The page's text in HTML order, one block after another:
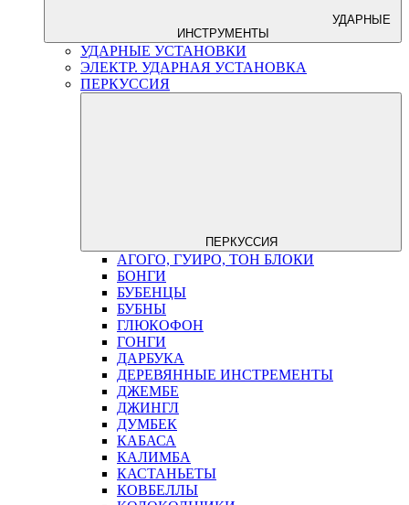
УДАРНЫЕ
ИНСТРУМЕНТЫ
УДАРНЫЕ УСТАНОВКИ
ЭЛЕКТР. УДАРНАЯ УСТАНОВКА
ПЕРКУССИЯ
ПЕРКУССИЯ
АГОГО, ГУИРО, ТОН БЛОКИ
БОНГИ
БУБЕНЦЫ
БУБНЫ
ГЛЮКОФОН
ГОНГИ
ДАРБУКА
ДЕРЕВЯННЫЕ ИНСТРЕМЕНТЫ
ДЖЕМБЕ
ДЖИНГЛ
ДУМБЕК
КАБАСА
КАЛИМБА
КАСТАНЬЕТЫ
КОВБЕЛЛЫ